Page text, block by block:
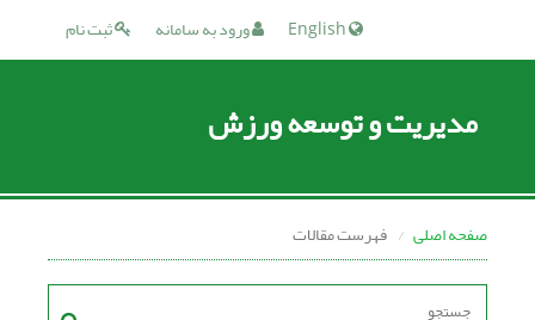
ثبت نام ورود به سامانه
مدیریت و توسعه ورزش
صفحه اصلی فهرست مقالات